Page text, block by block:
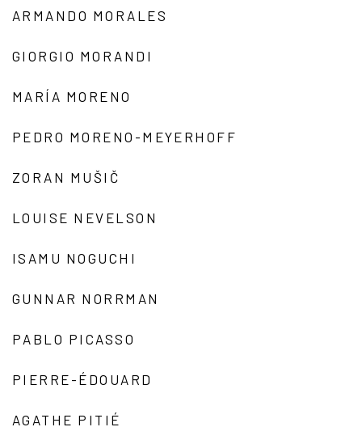
ARMANDO MORALES
GIORGIO MORANDI
MARÍA MORENO
PEDRO MORENO-MEYERHOFF
ZORAN MUŠIČ
LOUISE NEVELSON
ISAMU NOGUCHI
GUNNAR NORRMAN
PABLO PICASSO
PIERRE-ÉDOUARD
AGATHE PITIÉ